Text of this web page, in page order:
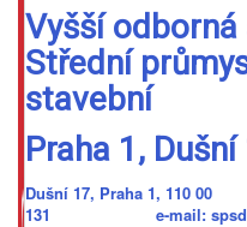
Vyšší
Střední
stavební
Praha 1, Dušní
Dušní 17, Praha 1,
131 e-mail: